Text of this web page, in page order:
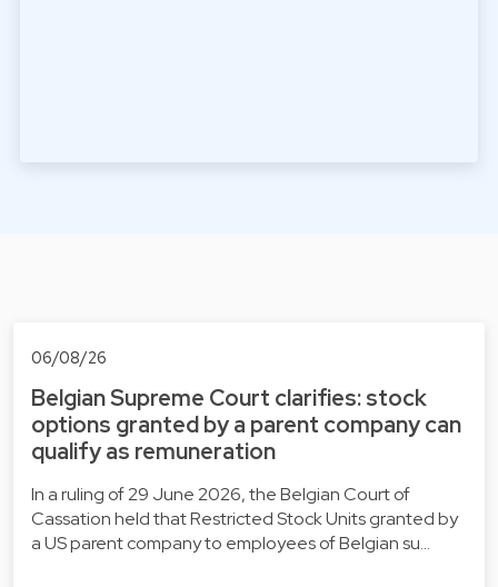
06/08/26
Belgian Supreme Court clarifies: stock
options granted by a parent company can
qualify as remuneration
In a ruling of 29 June 2026, the Belgian Court of
Cassation held that Restricted Stock Units granted by
a US parent company to employees of Belgian su…